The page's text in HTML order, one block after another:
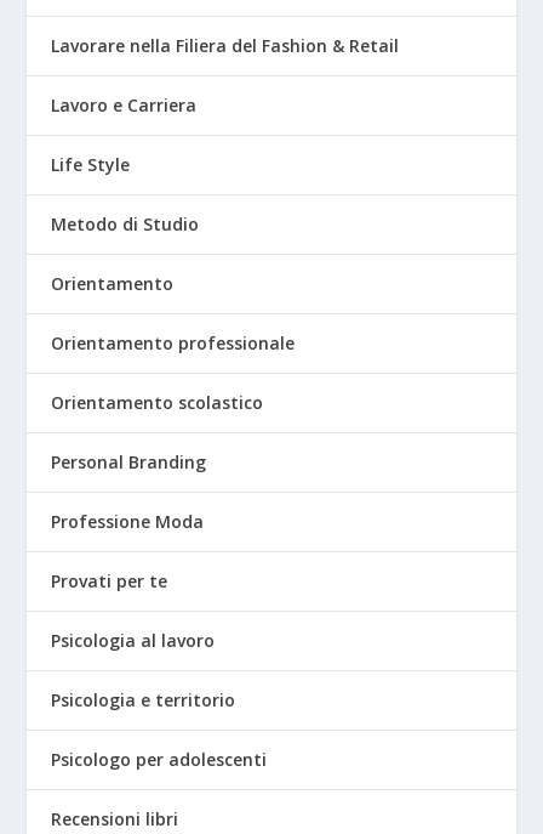
Lavorare nella Filiera del Fashion & Retail
Lavoro e Carriera
Life Style
Metodo di Studio
Orientamento
Orientamento professionale
Orientamento scolastico
Personal Branding
Professione Moda
Provati per te
Psicologia al lavoro
Psicologia e territorio
Psicologo per adolescenti
Recensioni libri